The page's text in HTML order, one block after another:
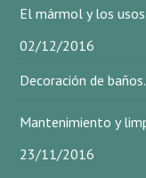
El mármol y los
02/12/2016
Decoración de
Mantenimiento y
23/11/2016